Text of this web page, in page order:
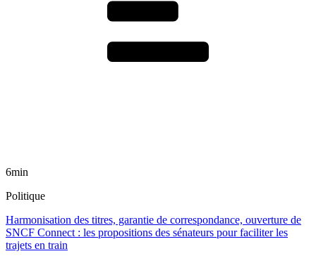
6min
Politique
Harmonisation des titres, garantie de correspondance, ouverture de
SNCF Connect : les propositions des sénateurs pour faciliter les
trajets en train